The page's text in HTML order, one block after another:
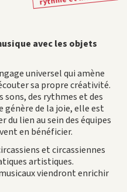
avec les objets
universel qui amène
sa propre créativité.
sons, des rythmes et des
génère de la joie, elle est
du lien au sein des équipes
en bénéficier.
et circassiennes
artistiques.
viendront enrichir